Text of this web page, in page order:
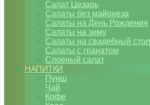
Салат Цезарь
Салаты без майонеза
Салаты на День Рождения
Салаты на зиму
Салаты на свадебный стол
Салаты с гранатом
Слоеный салат
НАПИТКИ
Пунш
Чай
Кофе